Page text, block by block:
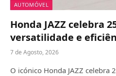
AUTOMÓVEL
Honda JAZZ celebra
versatilidade e
7 de Agosto, 2026
O icónico Honda JAZZ celebra